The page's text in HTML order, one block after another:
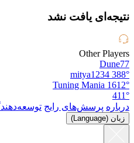
نتیجه‌ای یافت نشد
Other Players
Dune77
388°
mitya1234
1612°
Tuning Mania
411°
درباره پرسش‌های رایج
زبان (Language)